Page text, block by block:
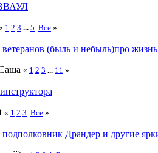
1 2 3 ... 5 Все »
(быль и небыль)про
« 1 2 3 ... 11 »
« 1 2 3 Все »
Драндер и другие